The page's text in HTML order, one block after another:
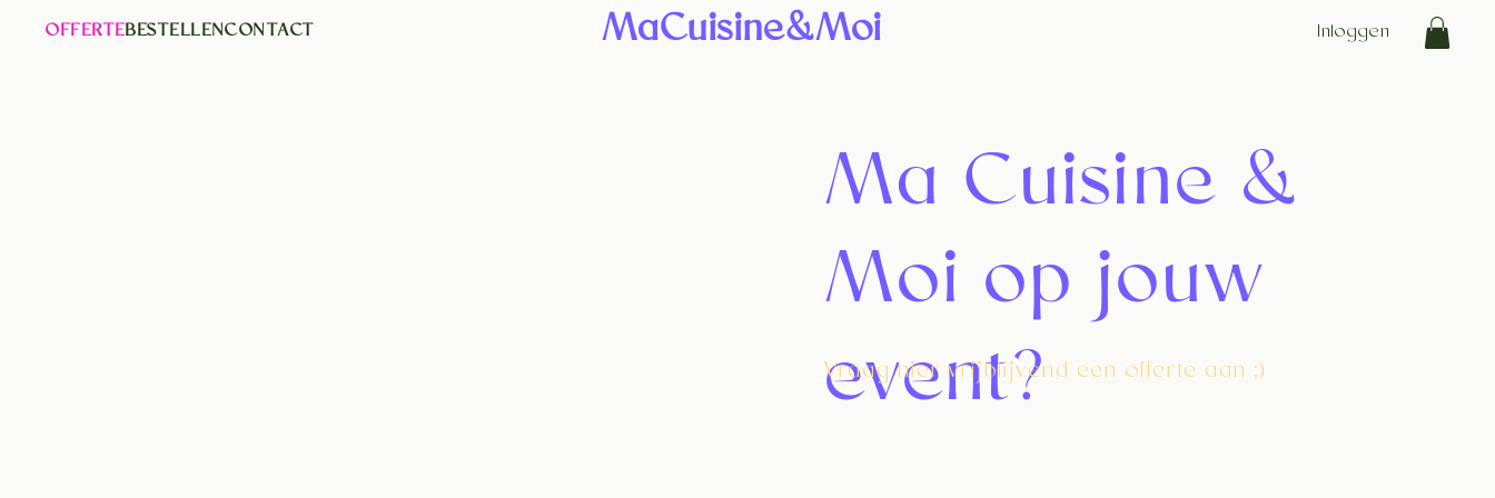
MaCuisine&Moi
OFFERTEBESTELLENCONTACT Inloggen
Ma Cuisine &
Moi op jouw
event?
Vraag hier vrijblijvend een offerte aan ;)